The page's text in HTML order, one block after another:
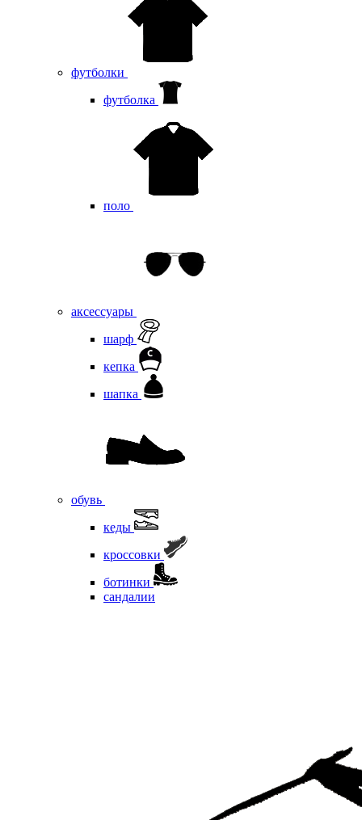
футболки
футболка
поло
аксессуары
шарф
кепка
шапка
обувь
кеды
кроссовки
ботинки
сандалии